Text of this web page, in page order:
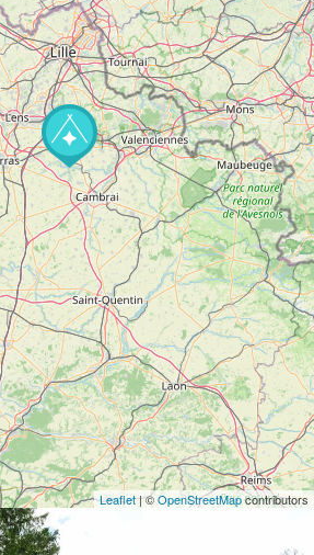
Leaflet| ©OpenStreetMapcontributors